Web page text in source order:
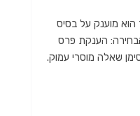
מוענק על בסיס
הענקת פרס
שאלה מוסרי עמוק.